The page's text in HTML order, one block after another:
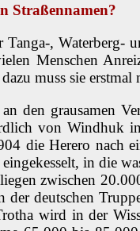
Straßennamen?
, Waterberg-
Menschen
muss sie erstmal
den grausamen
von Windhuk
die Herero nach
in die
zwischen
der deutschen
wird in der